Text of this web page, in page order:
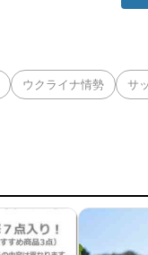
ウクライナ情勢 サ